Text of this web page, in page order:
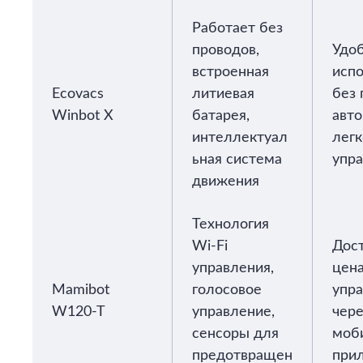
Ecovacs
Winbot X
Работает без
проводов,
встроенная
литиевая
батарея,
интеллектуал
ьная система
движения
без
Mamibot
W120-T
Технология
Wi-Fi
управления,
голосовое
управление,
сенсоры для
предотвращен